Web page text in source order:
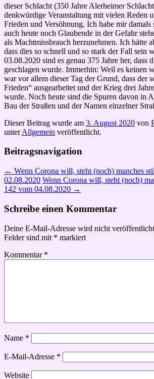
dieser Schlacht (350 Jahre Alerheimer
denkwürdige Veranstaltung mit vielen Reden
Frieden und Versöhnung. Ich habe mir damals
auch heute noch Glaubende in der Gefahr
als Machtmissbrauch herzunehmen. Ich hätte
dass dies so schnell und so stark der Fall sein
03.08.2020 sind es genau 375 Jahre her, dass
geschlagen wurde. Immerhin: Weil es keinen
war vor allem dieser Tag der Grund, dass der
Frieden“ ausgearbeitet und der Krieg drei
wurde. Noch heute sind die Spuren davon in
Bau der Straßen und der Namen einzelner
Dieser Beitrag wurde am 3. August 2020 von
unterAllgemein veröffentlicht.
Beitragsnavigation
← Wenn Corona will, steht (noch) manches
02.08.2020 Wenn Corona will, steht (noch)
142 vom 04.08.2020 →
Schreibe einen Kommentar
Deine E-Mail-Adresse wird nicht
Felder sind mit * markiert
Kommentar *
Name *
E-Mail-Adresse *
Website